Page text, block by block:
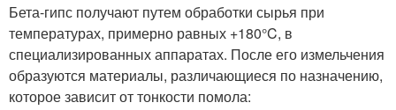
Бета-гипс получают путем обработки сырья при
температурах, примерно равных +180°C, в
специализированных аппаратах. После его измельчения
образуются материалы, различающиеся по назначению,
которое зависит от тонкости помола: